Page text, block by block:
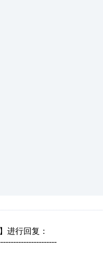
行回复：